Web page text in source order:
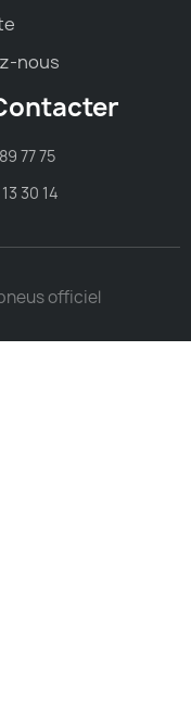
nous
77 75
30 14
officiel